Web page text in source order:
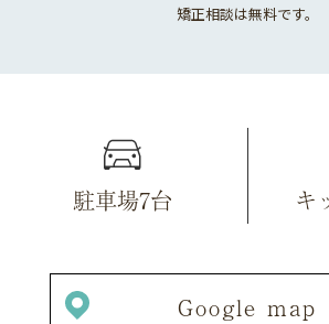
矯正相談は無料です。
駐車場7台 キ
Google map